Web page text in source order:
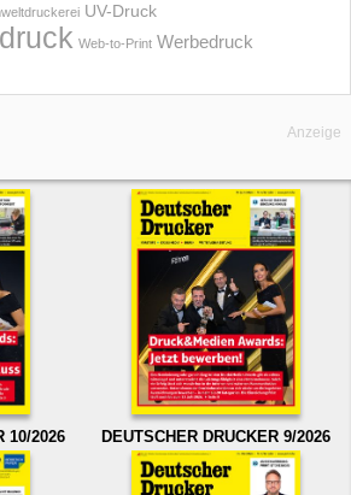
UV-Druck
Web-to-Print Werbedruck
Anzeige
10/2026 DEUTSCHER DRUCKER 9/2026